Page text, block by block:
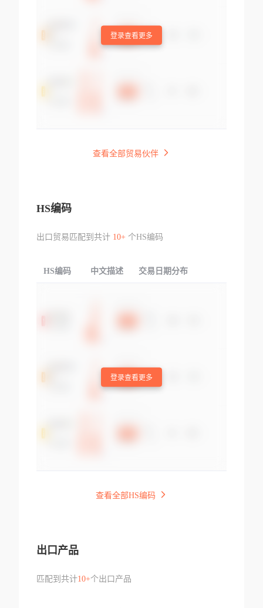
登录查看更多
查看全部贸易伙伴
HS编码
出口贸易匹配到共计 10+个HS编码
HS编码 中文描述 交易日期分布
登录查看更多
查看全部HS编码
出口产品
匹配到共计10+个出口产品